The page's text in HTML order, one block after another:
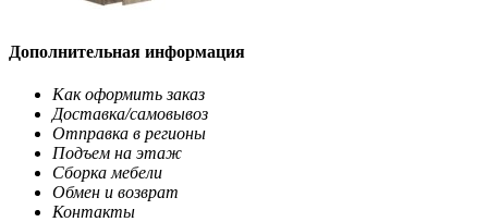
Дополнительная информация
Как оформить заказ
Доставка/самовывоз
Отправка в регионы
Подъем на этаж
Сборка мебели
Обмен и возврат
Контакты